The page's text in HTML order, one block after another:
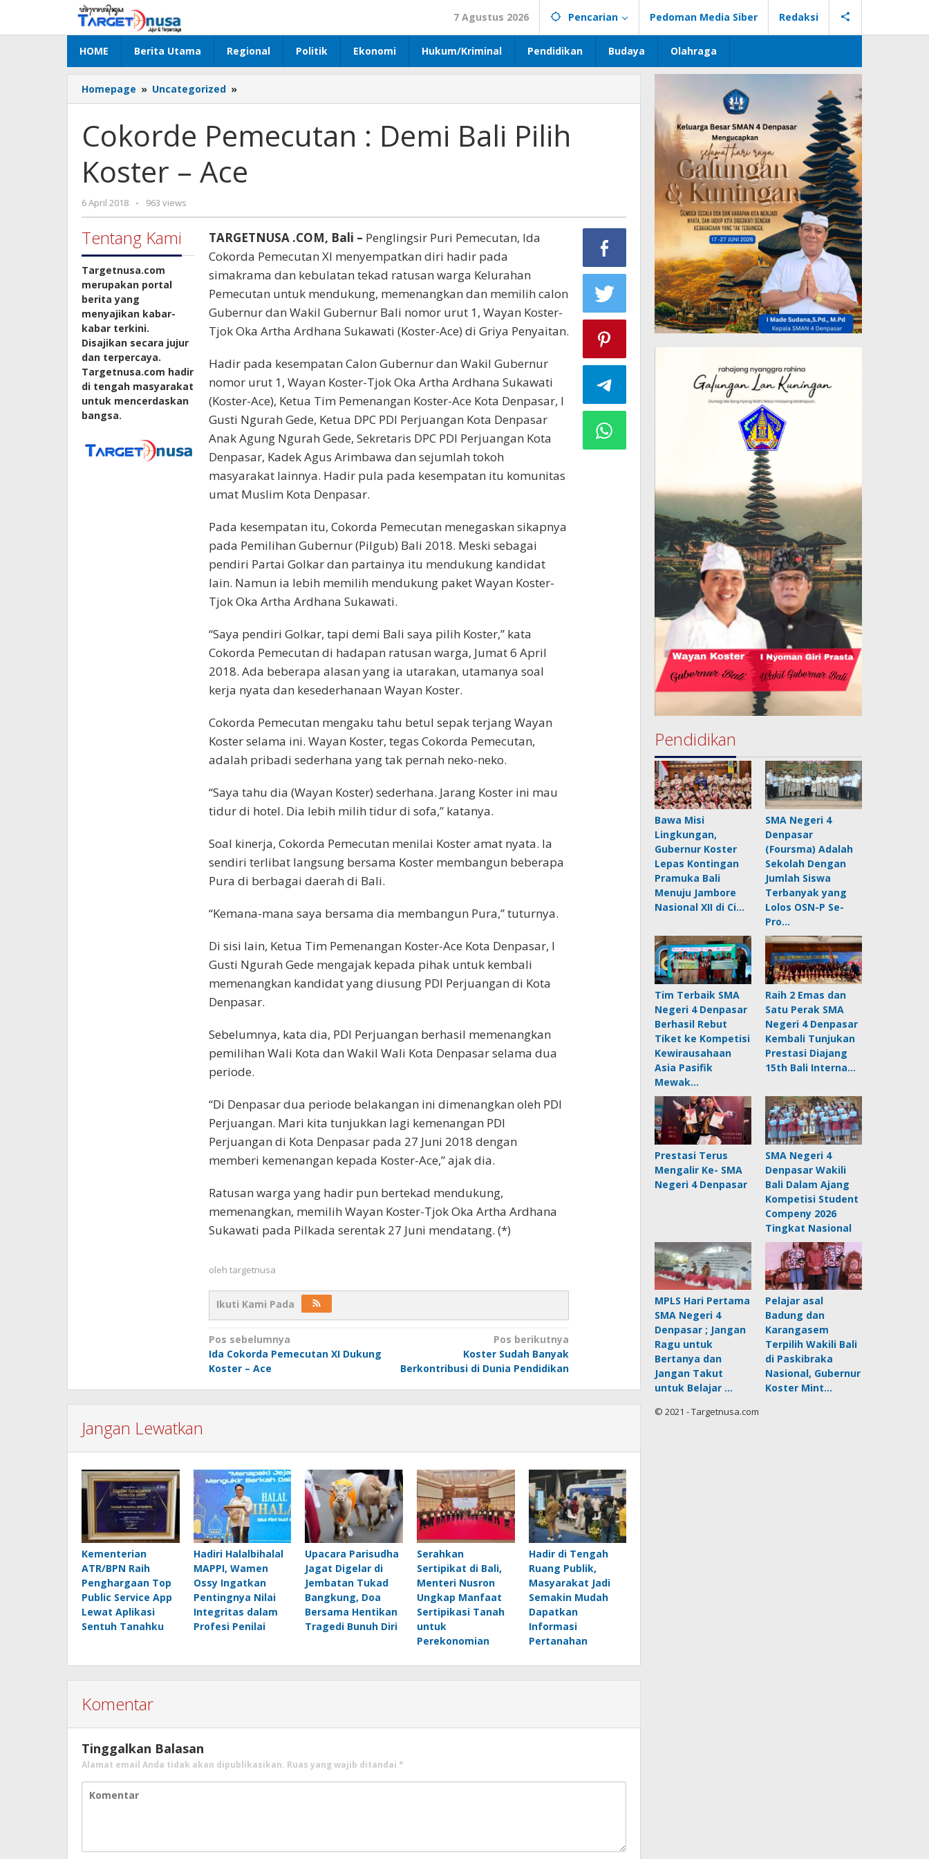
konten
7 Agustus 2026 Pencarian Pedoman Media Siber Redaksi
HOME Berita Utama Regional Politik Ekonomi Hukum/Kriminal Pendidikan Budaya Olahraga
Homepage » Uncategorized »
Pemecutan
Demi
Bali
Koster
Cokorde Pemecutan : Demi Bali Pilih
Koster – Ace
6 April 2018
oleh
targetnusa
- 963 views
Tentang Kami
Targetnusa.com
merupakan portal
berita yang
menyajikan kabar-
kabar terkini.
Disajikan secara jujur
dan terpercaya.
Targetnusa.com hadir
di tengah masyarakat
untuk mencerdaskan
bangsa.
TARGETNUSA .COM, Bali – Penglingsir Puri Pemecutan, Ida
Cokorda Pemecutan XI menyempatkan diri hadir pada
simakrama dan kebulatan tekad ratusan warga Kelurahan
Pemecutan untuk mendukung, memenangkan dan memilih calon
Gubernur dan Wakil Gubernur Bali nomor urut 1, Wayan Koster-
Tjok Oka Artha Ardhana Sukawati (Koster-Ace) di Griya Penyaitan.
Hadir pada kesempatan Calon Gubernur dan Wakil Gubernur
nomor urut 1, Wayan Koster-Tjok Oka Artha Ardhana Sukawati
(Koster-Ace), Ketua Tim Pemenangan Koster-Ace Kota Denpasar, I
Gusti Ngurah Gede, Ketua DPC PDI Perjuangan Kota Denpasar
Anak Agung Ngurah Gede, Sekretaris DPC PDI Perjuangan Kota
Denpasar, Kadek Agus Arimbawa dan sejumlah tokoh
masyarakat lainnya. Hadir pula pada kesempatan itu komunitas
umat Muslim Kota Denpasar.
Pada kesempatan itu, Cokorda Pemecutan menegaskan sikapnya
pada Pemilihan Gubernur (Pilgub) Bali 2018. Meski sebagai
pendiri Partai Golkar dan partainya itu mendukung kandidat
lain. Namun ia lebih memilih mendukung paket Wayan Koster-
Tjok Oka Artha Ardhana Sukawati.
“Saya pendiri Golkar, tapi demi Bali saya pilih Koster,” kata
Cokorda Pemecutan di hadapan ratusan warga, Jumat 6 April
2018. Ada beberapa alasan yang ia utarakan, utamanya soal
kerja nyata dan kesederhanaan Wayan Koster.
Cokorda Pemecutan mengaku tahu betul sepak terjang Wayan
Koster selama ini. Wayan Koster, tegas Cokorda Pemecutan,
adalah pribadi sederhana yang tak pernah neko-neko.
“Saya tahu dia (Wayan Koster) sederhana. Jarang Koster ini mau
tidur di hotel. Dia lebih milih tidur di sofa,” katanya.
Soal kinerja, Cokorda Pemecutan menilai Koster amat nyata. Ia
sendiri terlibat langsung bersama Koster membangun beberapa
Pura di berbagai daerah di Bali.
“Kemana-mana saya bersama dia membangun Pura,” tuturnya.
Di sisi lain, Ketua Tim Pemenangan Koster-Ace Kota Denpasar, I
Gusti Ngurah Gede mengajak kepada pihak untuk kembali
memenangkan kandidat yang diusung PDI Perjuangan di Kota
Denpasar.
Sebelumnya, kata dia, PDI Perjuangan berhasil memenangkan
pemilihan Wali Kota dan Wakil Wali Kota Denpasar selama dua
periode.
“Di Denpasar dua periode belakangan ini dimenangkan oleh PDI
Perjuangan. Mari kita tunjukkan lagi kemenangan PDI
Perjuangan di Kota Denpasar pada 27 Juni 2018 dengan
memberi kemenangan kepada Koster-Ace,” ajak dia.
Ratusan warga yang hadir pun bertekad mendukung,
memenangkan, memilih Wayan Koster-Tjok Oka Artha Ardhana
Sukawati pada Pilkada serentak 27 Juni mendatang. (*)
oleh targetnusa
Ikuti Kami Pada
Navigasi
pos
Pos sebelumnya
Ida Cokorda Pemecutan XI Dukung
Koster – Ace
Pos berikutnya
Koster Sudah Banyak
Berkontribusi di Dunia Pendidikan
Jangan Lewatkan
Kementerian
ATR/BPN Raih
Penghargaan Top
Public Service App
Lewat Aplikasi
Sentuh Tanahku
Hadiri Halalbihalal
MAPPI, Wamen
Ossy Ingatkan
Pentingnya Nilai
Integritas dalam
Profesi Penilai
Upacara Parisudha
Jagat Digelar di
Jembatan Tukad
Bangkung, Doa
Bersama Hentikan
Tragedi Bunuh Diri
Serahkan
Sertipikat di Bali,
Menteri Nusron
Ungkap Manfaat
Sertipikasi Tanah
untuk
Perekonomian
Hadir di Tengah
Ruang Publik,
Masyarakat Jadi
Semakin Mudah
Dapatkan
Informasi
Pertanahan
Komentar
Tinggalkan Balasan
Alamat email Anda tidak akan dipublikasikan. Ruas yang wajib ditandai *
Pendidikan
Bawa Misi
Lingkungan,
Gubernur Koster
Lepas Kontingan
Pramuka Bali
Menuju Jambore
Nasional XII di Ci…
SMA Negeri 4
Denpasar
(Foursma) Adalah
Sekolah Dengan
Jumlah Siswa
Terbanyak yang
Lolos OSN-P Se-
Pro…
Tim Terbaik SMA
Negeri 4 Denpasar
Berhasil Rebut
Tiket ke Kompetisi
Kewirausahaan
Asia Pasifik
Mewak…
Raih 2 Emas dan
Satu Perak SMA
Negeri 4 Denpasar
Kembali Tunjukan
Prestasi Diajang
15th Bali Interna…
Prestasi Terus
Mengalir Ke- SMA
Negeri 4 Denpasar
SMA Negeri 4
Denpasar Wakili
Bali Dalam Ajang
Kompetisi Student
Compeny 2026
Tingkat Nasional
MPLS Hari Pertama
SMA Negeri 4
Denpasar ; Jangan
Ragu untuk
Bertanya dan
Jangan Takut
untuk Belajar …
Pelajar asal
Badung dan
Karangasem
Terpilih Wakili Bali
di Paskibraka
Nasional, Gubernur
Koster Mint…
© 2021 - Targetnusa.com